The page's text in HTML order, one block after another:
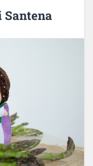
Santena